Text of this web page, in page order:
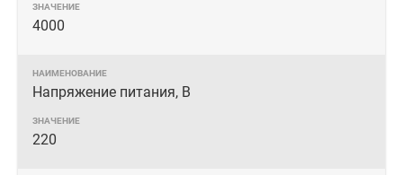
4000
Напряжение питания, В
220